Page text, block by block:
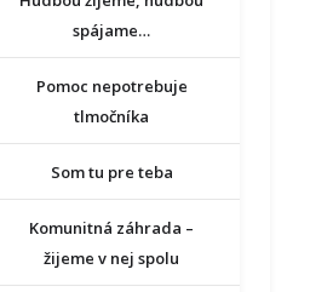
spájame…
Pomoc nepotrebuje
tlmočníka
Som tu pre teba
Komunitná záhrada –
žijeme v nej spolu